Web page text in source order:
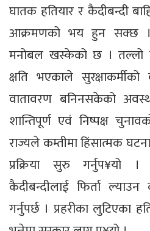
घातक हतियार र कैदीबन्दी
आक्रमणको भय हुन सक्छ ।
मनोबल खस्केको छ । तल्लो
क्षति भएकाले
वातावरण बनिनसकेको
शान्तिपूर्ण एवं निष्पक्ष
राज्यले कम्तीमा हिंसात्मक
प्रक्रिया सुरु गर्नुप¥यो
कैदीबन्दीलाई फिर्ता
गर्नुपर्छ । प्रहरीका लुटिएका